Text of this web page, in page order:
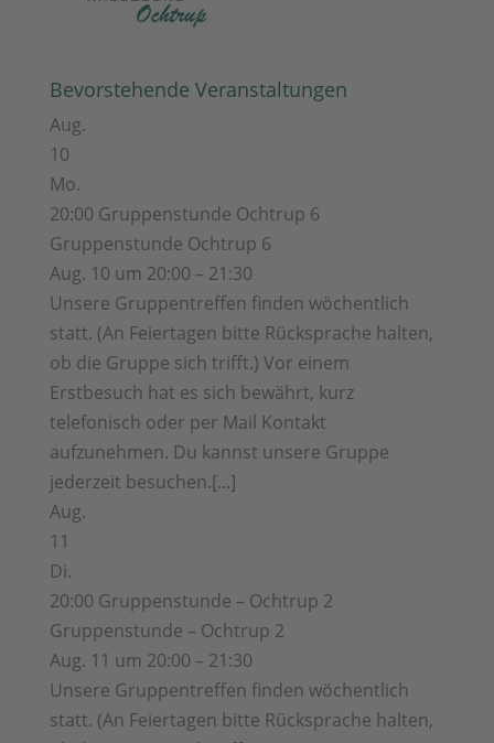
Bevorstehende Veranstaltungen
Aug.
10
Mo.
20:00 Gruppenstunde Ochtrup 6
Gruppenstunde Ochtrup 6
Aug. 10 um 20:00 – 21:30
Unsere Gruppentreffen finden wöchentlich
statt. (An Feiertagen bitte Rücksprache halten,
ob die Gruppe sich trifft.) Vor einem
Erstbesuch hat es sich bewährt, kurz
telefonisch oder per Mail Kontakt
aufzunehmen. Du kannst unsere Gruppe
jederzeit besuchen.[...]
Aug.
11
Di.
20:00 Gruppenstunde – Ochtrup 2
Gruppenstunde – Ochtrup 2
Aug. 11 um 20:00 – 21:30
Unsere Gruppentreffen finden wöchentlich
statt. (An Feiertagen bitte Rücksprache halten,